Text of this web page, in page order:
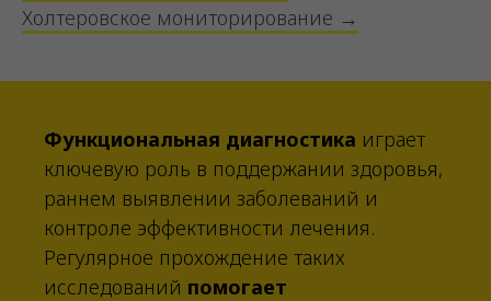
Холтеровское мониторирование →
Функциональная диагностика играет
ключевую роль в поддержании здоровья,
раннем выявлении заболеваний и
контроле эффективности лечения.
Регулярное прохождение таких
исследований помогает